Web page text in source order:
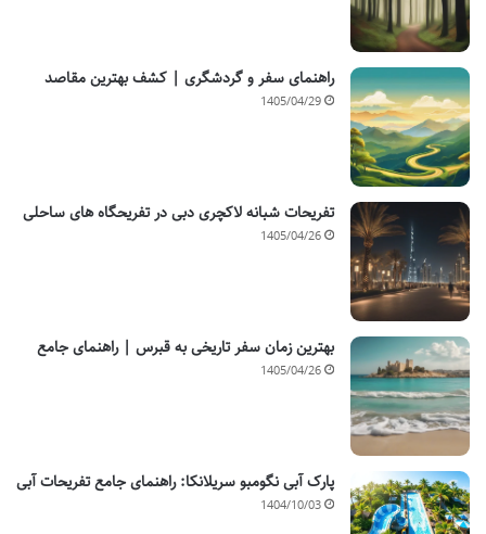
راهنمای سفر و گردشگری | کشف بهترین مقاصد
1405/04/29
تفریحات شبانه لاکچری دبی در تفریحگاه های ساحلی
1405/04/26
بهترین زمان سفر تاریخی به قبرس | راهنمای جامع
1405/04/26
پارک آبی نگومبو سریلانکا: راهنمای جامع تفریحات آبی
1404/10/03